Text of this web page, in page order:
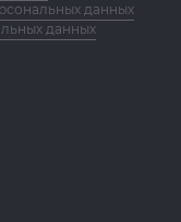
данных
данных